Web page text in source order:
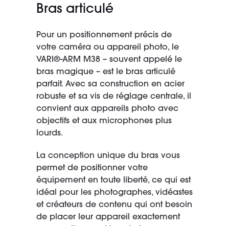
Bras articulé
Pour un positionnement précis de
votre caméra ou appareil photo, le
VARI®-ARM M38 – souvent appelé le
bras magique – est le bras articulé
parfait. Avec sa construction en acier
robuste et sa vis de réglage centrale, il
convient aux appareils photo avec
objectifs et aux microphones plus
lourds.
La conception unique du bras vous
permet de positionner votre
équipement en toute liberté, ce qui est
idéal pour les photographes, vidéastes
et créateurs de contenu qui ont besoin
de placer leur appareil exactement